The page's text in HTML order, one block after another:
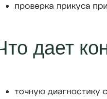
проверка прикуса
дает
точную диагностику